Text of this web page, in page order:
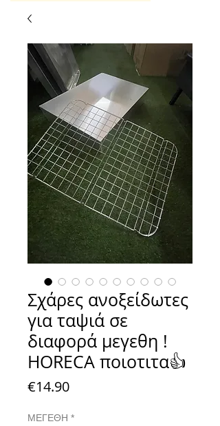
Σχάρες ανοξείδωτες
για ταψιά σε
διαφορά μεγεθη !
HORECA ποιοτιτα👍
€14.90Price
ΜΕΓΕΘΗ *